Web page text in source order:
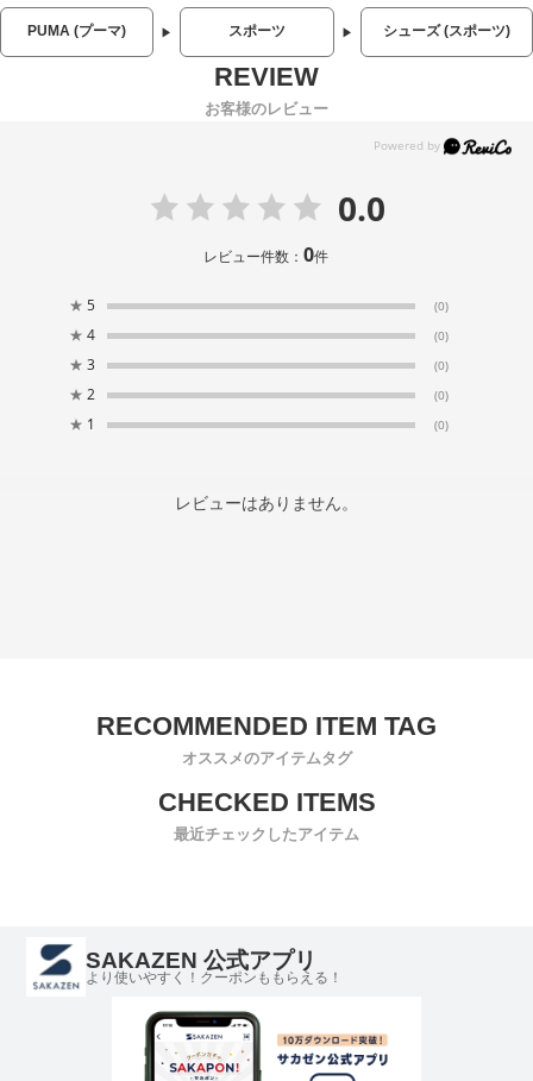
PUMA (プーマ) スポーツ シューズ (スポーツ)
お客様のレビュー
0.0
レビュー件数：0件
★ 5 (0)
★ 4 (0)
★ 3 (0)
★ 2 (0)
★ 1 (0)
レビューはありません。
オススメのアイテムタグ
最近チェックしたアイテム
SAKAZEN 公式アプリ
より使いやすく！クーポンももらえる！